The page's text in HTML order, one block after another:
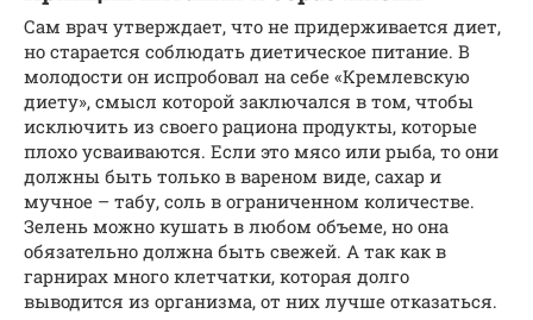
Сам врач утверждает, что не придерживается диет,
но старается соблюдать диетическое питание. В
молодости он испробовал на себе «Кремлевскую
диету», смысл которой заключался в том, чтобы
исключить из своего рациона продукты, которые
плохо усваиваются. Если это мясо или рыба, то они
должны быть только в вареном виде, сахар и
мучное – табу, соль в ограниченном количестве.
Зелень можно кушать в любом объеме, но она
обязательно должна быть свежей. А так как в
гарнирах много клетчатки, которая долго
выводится из организма, от них лучше отказаться.